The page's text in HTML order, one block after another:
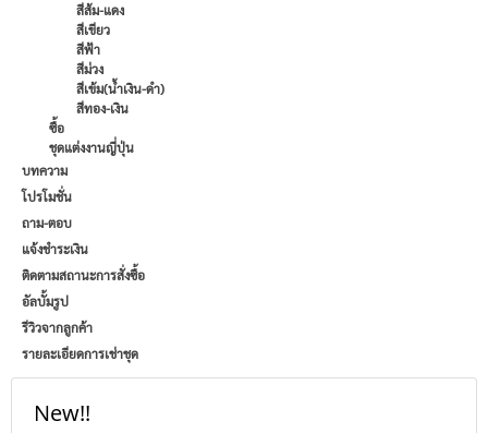
สีส้ม-แดง
สีเขียว
สีฟ้า
สีม่วง
สีเข้ม(น้ำเงิน-ดำ)
สีทอง-เงิน
ซื้อ
ชุดแต่งงานญี่ปุ่น
บทความ
โปรโมชั่น
ถาม-ตอบ
แจ้งชำระเงิน
ติดตามสถานะการสั่งซื้อ
อัลบั้มรูป
รีวิวจากลูกค้า
รายละเอียดการเช่าชุด
New!!